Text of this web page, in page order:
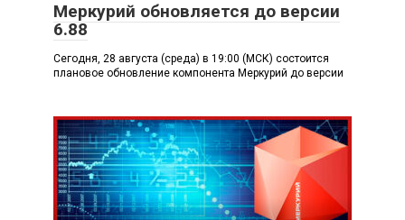
Меркурий обновляется до версии
6.88
Сегодня, 28 августа (среда) в 19:00 (МСК) состоится
плановое обновление компонента Меркурий до версии